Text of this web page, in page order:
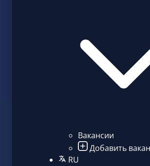
Вакансии
Добавить
RU